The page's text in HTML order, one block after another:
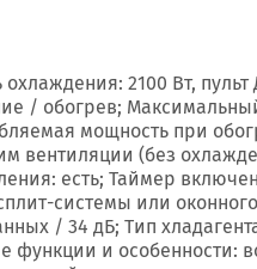
2100 Вт,
/ обогрев;
мощность при
вентиляции (без
есть; Таймер
системы или
/ 34 дБ; Тип
функции и особенности: